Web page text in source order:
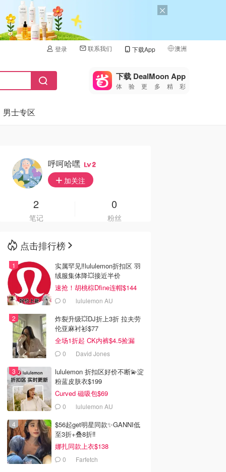
登录 联系我们 下载App 澳洲
🇺🇸
🇨🇳 中国
🇦🇺
下载 DealMoon App
体验更多精彩
男士专区
呼呵哈嘿 2
加关注
2
笔记
0
粉丝
点击排行榜
实属罕见‼️lululemon折扣区 羽
绒服集体降💥接近半价
速抢！胡桃棕Dfine连帽$144
0 lululemon AU
炸裂升级💥DJ折上3折 拉夫劳
伦亚麻衬衫$77
全场1折起 CK内裤$4.5捡漏
0 David Jones
lululemon 折扣区好价不断💫淀
粉蓝皮肤衣$199
Curved 磁吸包$69
0 lululemon AU
$56起get明星同款✨GANNI低
至3折+叠8折‼️
娜扎同款上衣$138
0 Farfetch